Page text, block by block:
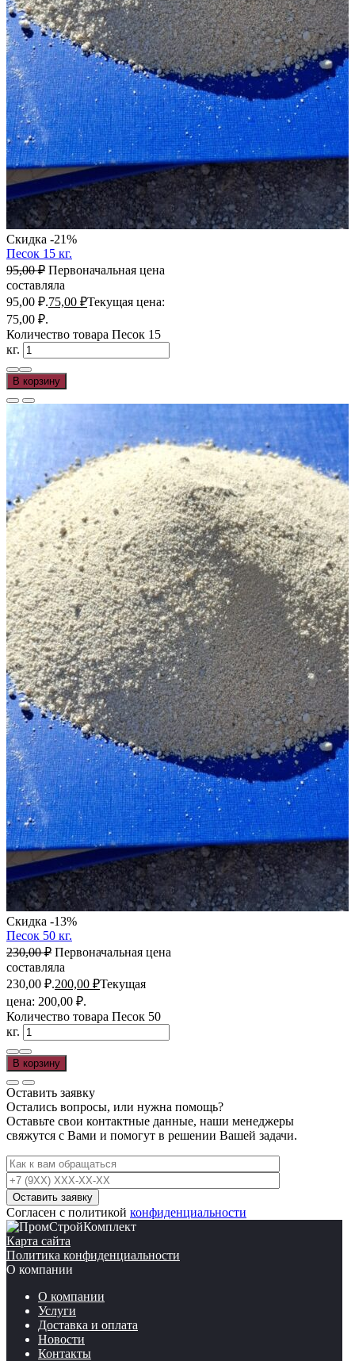
Скидка -21%
Песок 15 кг.
95,00₽ Первоначальная цена
составляла
95,00 ₽.75,00 ₽Текущая цена:
75,00 ₽.
Количество товара Песок 15
кг.
В корзину
Скидка -13%
Песок 50 кг.
230,00₽ Первоначальная цена
составляла
230,00 ₽.200,00 ₽Текущая
цена: 200,00 ₽.
Количество товара Песок 50
кг.
В корзину
Оставить заявку
Остались вопросы, или нужна помощь?
Оставьте свои контактные данные, наши менеджеры
свяжутся с Вами и помогут в решении Вашей задачи.
Согласен с политикой конфиденциальности
Карта сайта
Политика конфиденциальности
О компании
О компании
Услуги
Доставка и оплата
Новости
Контакты